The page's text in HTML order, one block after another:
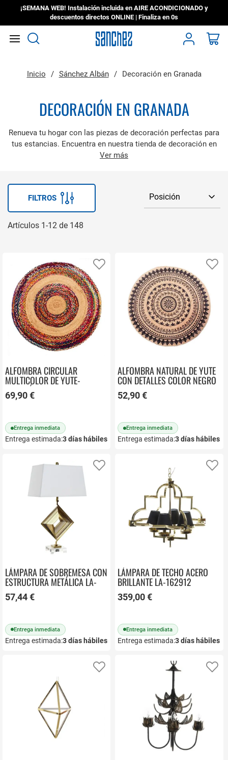
¡SEMANA WEB! Instalación incluida en AIRE ACONDICIONADO y
descuentos directos ONLINE | Finaliza en 0s
Inicio Sánchez Albán Decoración en Granada
DECORACIÓN EN GRANADA
Renueva tu hogar con las piezas de decoración perfectas para
tus estancias. Encuentra en nuestra tienda de decoración en
Granada lo que necesitas al mejor precio.
Ver más
FILTROS
Artículos 1-12 de 148
ALFOMBRA CIRCULAR
MULTICOLOR DE YUTE-
ALGODÓN 120X120CM
69,90 €
Entrega inmediata
Entrega estimada:3días hábiles
ALFOMBRA NATURAL DE YUTE
CON DETALLES COLOR NEGRO
120X120X1CM
52,90 €
Entrega inmediata
Entrega estimada:3días hábiles
LÁMPARA DE SOBREMESA CON
ESTRUCTURA METÁLICA LA-
180679
57,44 €
Entrega inmediata
Entrega estimada:3días hábiles
LÁMPARA DE TECHO ACERO
BRILLANTE LA-162912
359,00 €
Entrega inmediata
Entrega estimada:3días hábiles